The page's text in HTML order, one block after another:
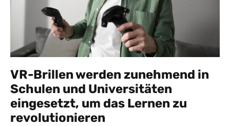
VR-Brillen werden zunehmend in
Schulen und Universitäten
eingesetzt, um das Lernen zu
revolutionieren